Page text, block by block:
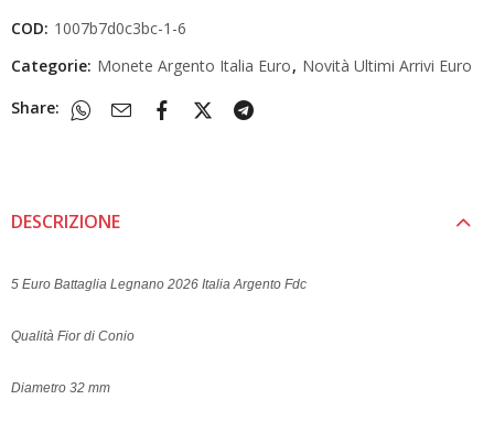
COD: 1007b7d0c3bc-1-6
Categorie: Monete Argento Italia Euro, Novità Ultimi Arrivi Euro
Share:
DESCRIZIONE
5 Euro Battaglia Legnano 2026 Italia Argento Fdc
Qualità Fior di Conio
Diametro 32 mm